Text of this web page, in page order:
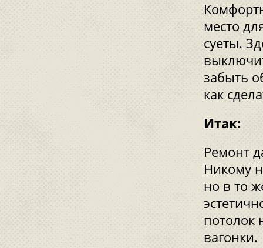
место
суеты.
забыть
как
Итак:
Ремонт
Никому
но в то
потолок
вагонки.